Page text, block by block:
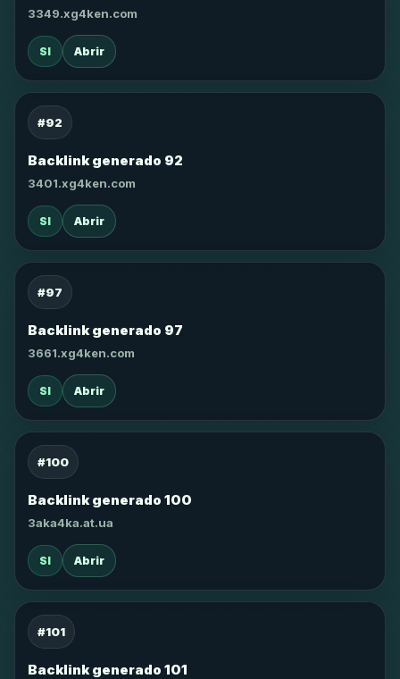
3349.xg4ken.com
SI Abrir
#92
Backlink generado 92
3401.xg4ken.com
SI Abrir
#97
Backlink generado 97
3661.xg4ken.com
SI Abrir
#100
Backlink generado 100
3aka4ka.at.ua
SI Abrir
#101
Backlink generado 101